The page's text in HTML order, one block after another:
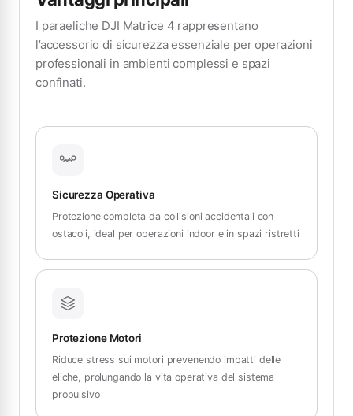
I paraeliche DJI Matrice 4 rappresentano
l’accessorio di sicurezza essenziale per operazioni
professionali in ambienti complessi e spazi
confinati.
Sicurezza Operativa
Protezione completa da collisioni accidentali con
ostacoli, ideal per operazioni indoor e in spazi ristretti
Protezione Motori
Riduce stress sui motori prevenendo impatti delle
eliche, prolungando la vita operativa del sistema
propulsivo